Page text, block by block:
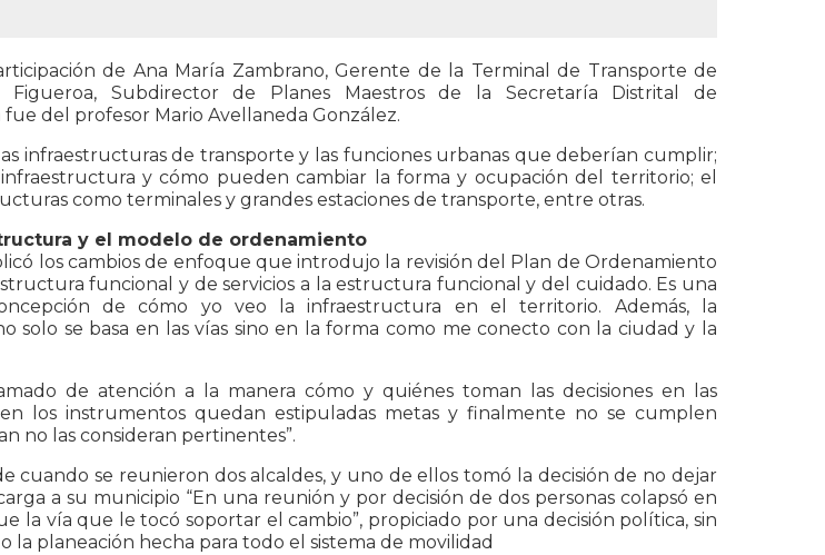
de Ana María Zambrano, Gerente de la Terminal de Transporte de
Subdirector de Planes Maestros de la Secretaría Distrital de
fue del profesor Mario Avellaneda González.
infraestructuras de transporte y las funciones urbanas que deberían cumplir;
y cómo pueden cambiar la forma y ocupación del territorio; el
como terminales y grandes estaciones de transporte, entre otras.
y el modelo de ordenamiento
los cambios de enfoque que introdujo la revisión del Plan de Ordenamiento
funcional y de servicios a la estructura funcional y del cuidado. Es una
de cómo yo veo la infraestructura en el territorio. Además, la
solo se basa en las vías sino en la forma como me conecto con la ciudad y la
de atención a la manera cómo y quiénes toman las decisiones en las
en los instrumentos quedan estipuladas metas y finalmente no se cumplen
no las consideran pertinentes”.
cuando se reunieron dos alcaldes, y uno de ellos tomó la decisión de no dejar
a su municipio “En una reunión y por decisión de dos personas colapsó en
la vía que le tocó soportar el cambio”, propiciado por una decisión política, sin
la planeación hecha para todo el sistema de movilidad